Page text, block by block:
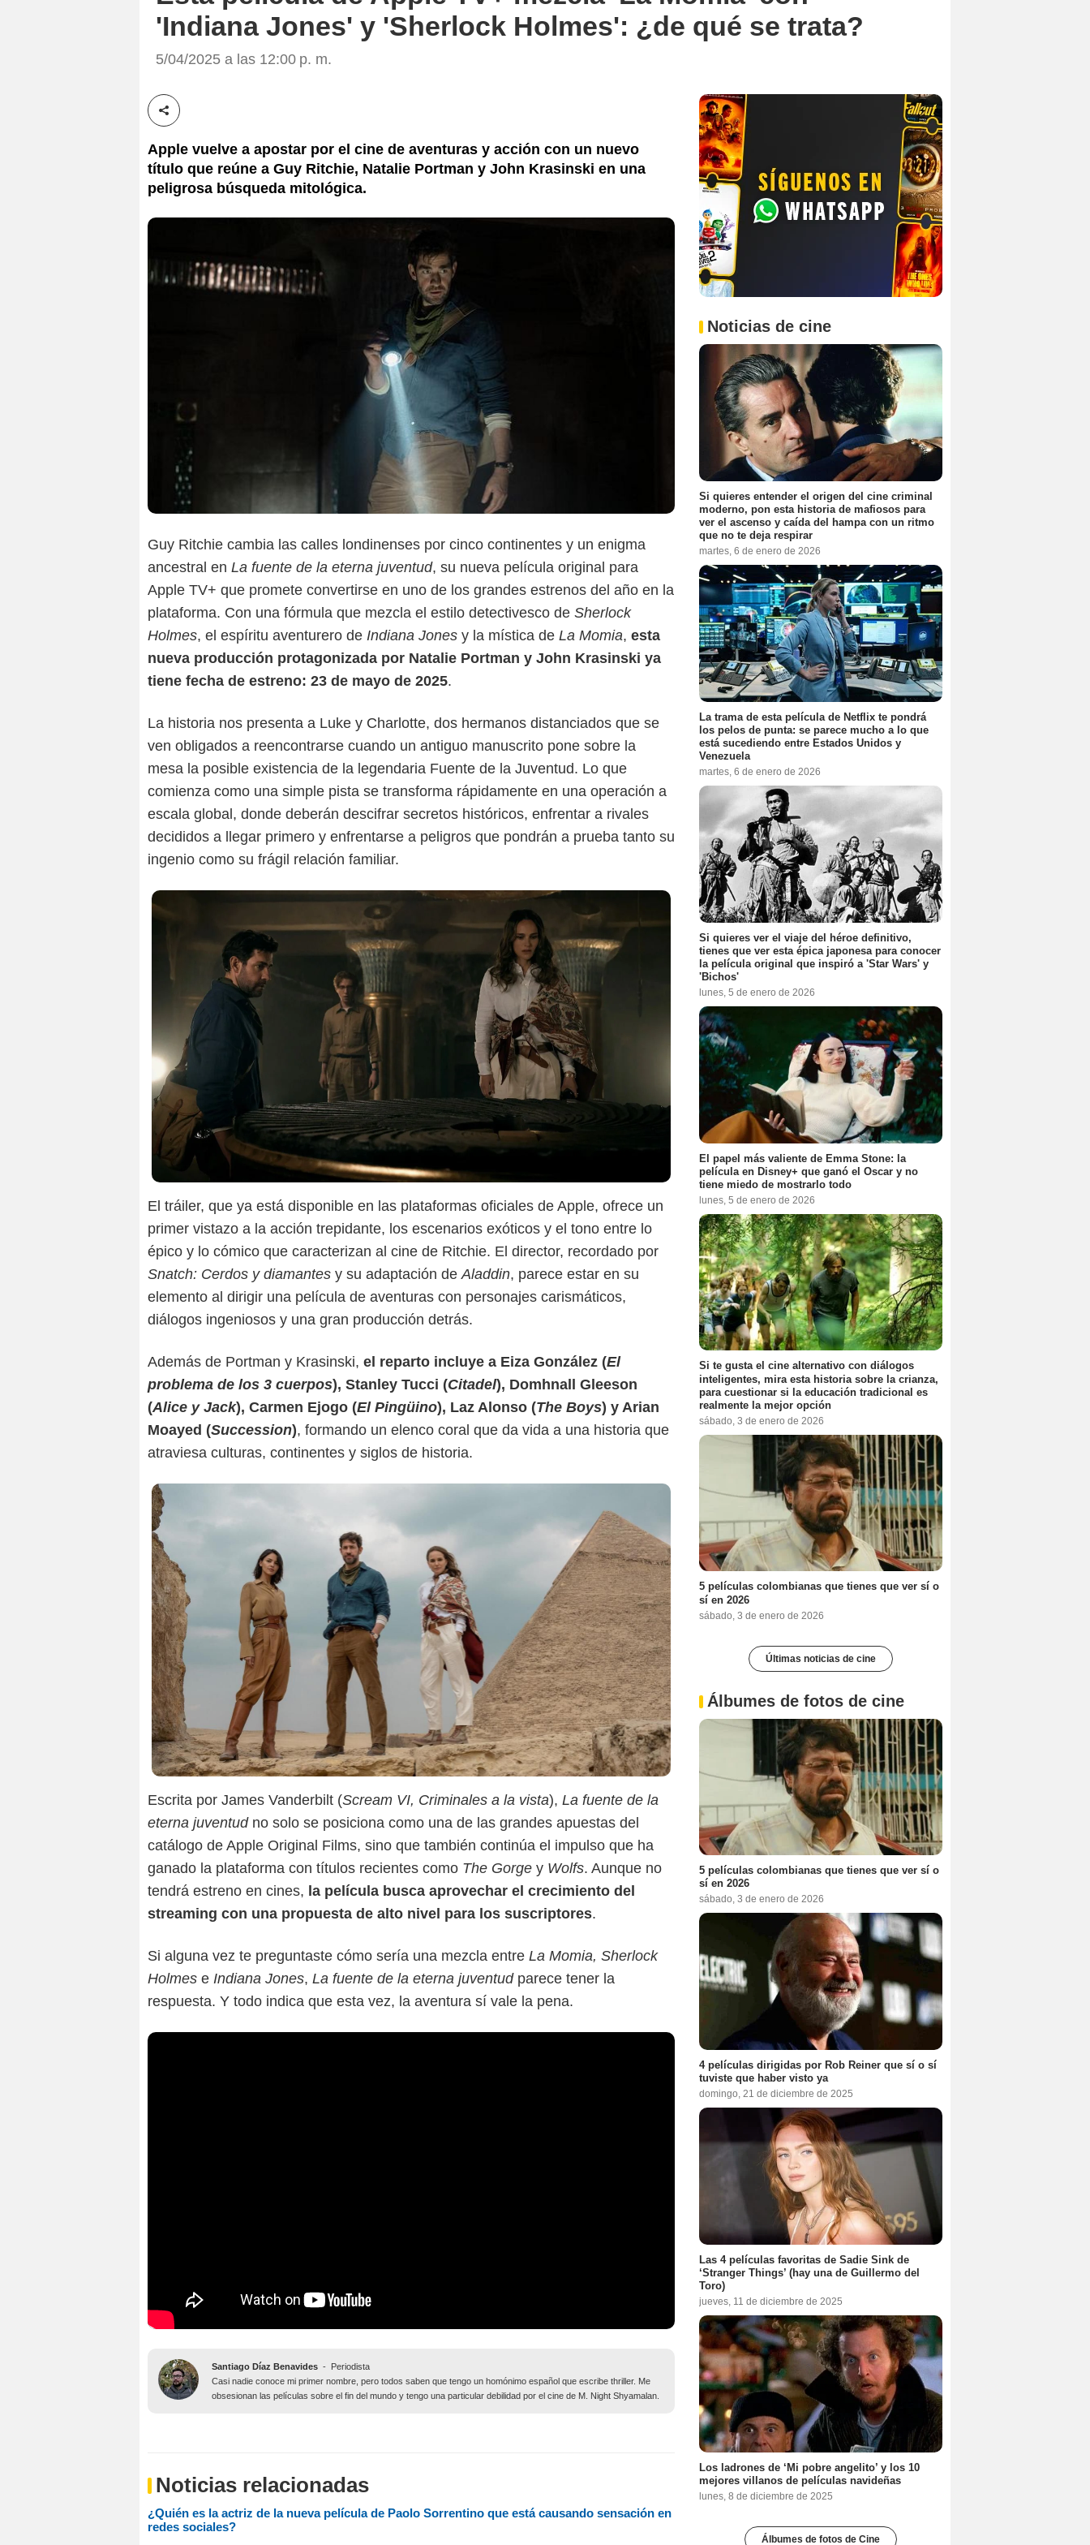
'Indiana Jones' y 'Sherlock Holmes': ¿de qué se trata?
5/04/2025 a las 12:00 p. m.
Compartir esta noticia
Apple vuelve a apostar por el cine de aventuras y acción con un nuevo
título que reúne a Guy Ritchie, Natalie Portman y John Krasinski en una
peligrosa búsqueda mitológica.
Guy Ritchie cambia las calles londinenses por cinco continentes y un enigma
ancestral en La fuente de la eterna juventud, su nueva película original para
Apple TV+ que promete convertirse en uno de los grandes estrenos del año en la
plataforma. Con una fórmula que mezcla el estilo detectivesco de Sherlock
Holmes, el espíritu aventurero de Indiana Jones y la mística de La Momia, esta
nueva producción protagonizada por Natalie Portman y John Krasinski ya
tiene fecha de estreno: 23 de mayo de 2025.
La historia nos presenta a Luke y Charlotte, dos hermanos distanciados que se
ven obligados a reencontrarse cuando un antiguo manuscrito pone sobre la
mesa la posible existencia de la legendaria Fuente de la Juventud. Lo que
comienza como una simple pista se transforma rápidamente en una operación a
escala global, donde deberán descifrar secretos históricos, enfrentar a rivales
decididos a llegar primero y enfrentarse a peligros que pondrán a prueba tanto su
ingenio como su frágil relación familiar.
Apple TV+
El tráiler, que ya está disponible en las plataformas oficiales de Apple, ofrece un
primer vistazo a la acción trepidante, los escenarios exóticos y el tono entre lo
épico y lo cómico que caracterizan al cine de Ritchie. El director, recordado por
Snatch: Cerdos y diamantes y su adaptación deAladdin, parece estar en su
elemento al dirigir una película de aventuras con personajes carismáticos,
diálogos ingeniosos y una gran producción detrás.
Además de Portman y Krasinski, el reparto incluye a Eiza González (El
problema de los 3 cuerpos), Stanley Tucci (Citadel), Domhnall Gleeson
(Alice y Jack), Carmen Ejogo (El Pingüino), Laz Alonso (The Boys) y Arian
Moayed (Succession), formando un elenco coral que da vida a una historia que
atraviesa culturas, continentes y siglos de historia.
Apple TV+
Escrita por James Vanderbilt (Scream VI, Criminales a la vista), La fuente de la
eterna juventudno solo se posiciona como una de las grandes apuestas del
catálogo de Apple Original Films, sino que también continúa el impulso que ha
ganado la plataforma con títulos recientes como The Gorge y Wolfs. Aunque no
tendrá estreno en cines, la película busca aprovechar el crecimiento del
streaming con una propuesta de alto nivel para los suscriptores.
Si alguna vez te preguntaste cómo sería una mezcla entre La Momia, Sherlock
Holmes e Indiana Jones, La fuente de la eterna juventud parece tener la
respuesta. Y todo indica que esta vez, la aventura sí vale la pena.
Santiago Díaz Benavides - Periodista
Casi nadie conoce mi primer nombre, pero todos saben que tengo un homónimo español que escribe thriller. Me
obsesionan las películas sobre el fin del mundo y tengo una particular debilidad por el cine de M. Night Shyamalan.
Noticias relacionadas
¿Quién es la actriz de la nueva película de Paolo Sorrentino que está causando sensación en
redes sociales?
Noticias de cine
Si quieres entender el origen del cine criminal
moderno, pon esta historia de mafiosos para
ver el ascenso y caída del hampa con un ritmo
que no te deja respirar
martes, 6 de enero de 2026
La trama de esta película de Netflix te pondrá
los pelos de punta: se parece mucho a lo que
está sucediendo entre Estados Unidos y
Venezuela
martes, 6 de enero de 2026
Si quieres ver el viaje del héroe definitivo,
tienes que ver esta épica japonesa para conocer
la película original que inspiró a 'Star Wars' y
'Bichos'
lunes, 5 de enero de 2026
El papel más valiente de Emma Stone: la
película en Disney+ que ganó el Oscar y no
tiene miedo de mostrarlo todo
lunes, 5 de enero de 2026
Si te gusta el cine alternativo con diálogos
inteligentes, mira esta historia sobre la crianza,
para cuestionar si la educación tradicional es
realmente la mejor opción
sábado, 3 de enero de 2026
5 películas colombianas que tienes que ver sí o
sí en 2026
sábado, 3 de enero de 2026
Últimas noticias de cine
Álbumes de fotos de cine
5 películas colombianas que tienes que ver sí o
sí en 2026
sábado, 3 de enero de 2026
4 películas dirigidas por Rob Reiner que sí o sí
tuviste que haber visto ya
domingo, 21 de diciembre de 2025
Las 4 películas favoritas de Sadie Sink de
‘Stranger Things’ (hay una de Guillermo del
Toro)
jueves, 11 de diciembre de 2025
Los ladrones de ‘Mi pobre angelito’ y los 10
mejores villanos de películas navideñas
lunes, 8 de diciembre de 2025
Álbumes de fotos de Cine